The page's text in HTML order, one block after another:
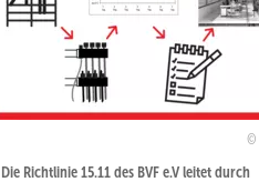
Die Richtlinie 15.11 des BVF e.V leitet durch